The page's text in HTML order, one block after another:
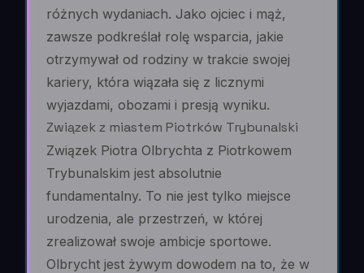
różnych wydaniach. Jako ojciec i mąż,
zawsze podkreślał rolę wsparcia, jakie
otrzymywał od rodziny w trakcie swojej
kariery, która wiązała się z licznymi
wyjazdami, obozami i presją wyniku.
Związek z miastem Piotrków Trybunalski
Związek Piotra Olbrychta z Piotrkowem
Trybunalskim jest absolutnie
fundamentalny. To nie jest tylko miejsce
urodzenia, ale przestrzeń, w której
zrealizował swoje ambicje sportowe.
Olbrycht jest żywym dowodem na to, że w